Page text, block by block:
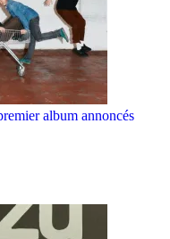
album annoncés